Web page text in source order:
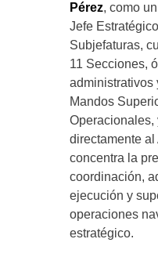
Pérez, como
Jefe
Subjefaturas,
11 Secciones,
administrativos
Mandos
Operacionales,
directamente al
concentra la
coordinación,
ejecución y
operaciones
estratégico.